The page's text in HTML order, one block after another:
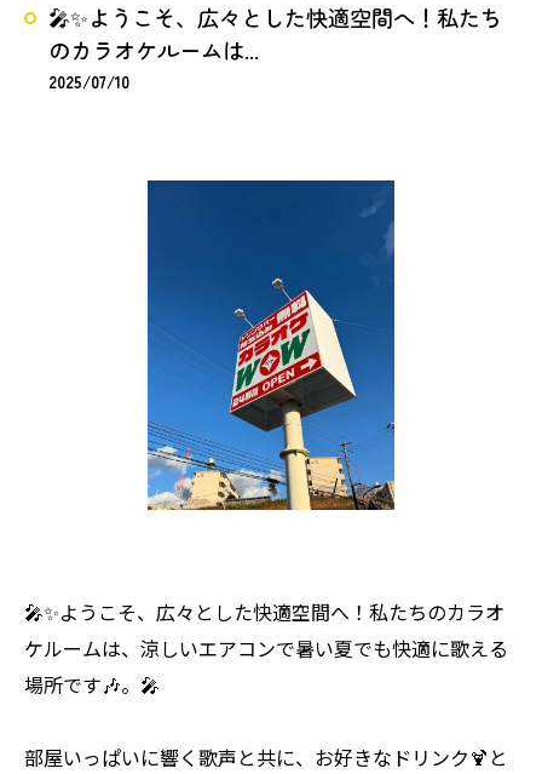
🎤✨ようこそ、広々とした快適空間へ！私たち
のカラオケルームは...
2025/07/10
🎤✨ようこそ、広々とした快適空間へ！私たちのカラオ
ケルームは、涼しいエアコンで暑い夏でも快適に歌える
場所です🎶。🎤
部屋いっぱいに響く歌声と共に、お好きなドリンク🍹と